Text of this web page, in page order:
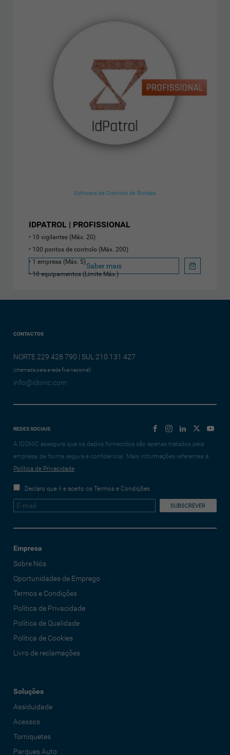
Software de Controlo de Rondas
IDPATROL | PROFISSIONAL
10 vigilantes (Máx. 20)
100 pontos de controlo (Máx. 200)
1 empresa (Máx. 5)
10 equipamentos (Limite Máx.)
Saber mais
CONTACTOS
NORTE 229 428 790 | SUL 210 131 427
(chamada para a rede fixa nacional)
info@idonic.com
REDES SOCIAIS
A IDONIC assegura que os dados fornecidos são apenas tratados pela
empresa, de forma segura e confidencial. Mais informações referentes à
Política de Privacidade
Declaro que li e aceito os Termos e Condições
Empresa
Sobre Nós
Oportunidades de Emprego
Termos e Condições
Política de Privacidade
Política de Qualidade
Política de Cookies
Livro de reclamações
Soluções
Assiduidade
Acessos
Torniquetes
Parques Auto